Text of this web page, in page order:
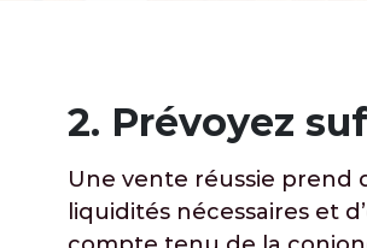
2. Prévoyez
Une vente réussie prend
liquidités nécessaires et